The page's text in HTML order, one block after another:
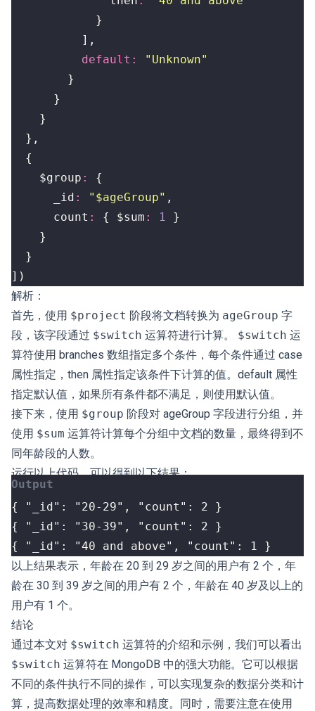
}
],
default :
"Unknown"
}
}
}
},
{
$group :
{
_id : "$ageGroup" ,
count : { $sum : 1
}
}
}
])
解析：
首先，使用 $project 阶段将文档转换为 ageGroup 字
段，该字段通过 $switch 运算符进行计算。 $switch 运
算符使用 branches 数组指定多个条件，每个条件通过 case
属性指定，then 属性指定该条件下计算的值。default 属性
指定默认值，如果所有条件都不满足，则使用默认值。
接下来，使用 $group 阶段对 ageGroup 字段进行分组，并
使用 $sum 运算符计算每个分组中文档的数量，最终得到不
同年龄段的人数。
运行以上代码，可以得到以下结果：
{ "_id": "40 and above", "count": 1 }
以上结果表示，年龄在 20 到 29 岁之间的用户有 2 个，年
龄在 30 到 39 岁之间的用户有 2 个，年龄在 40 岁及以上的
用户有 1 个。
结论
通过本文对 $switch 运算符的介绍和示例，我们可以看出
$switch 运算符在 MongoDB 中的强大功能。它可以根据
不同的条件执行不同的操作，可以实现复杂的数据分类和计
算，提高数据处理的效率和精度。同时，需要注意在使用